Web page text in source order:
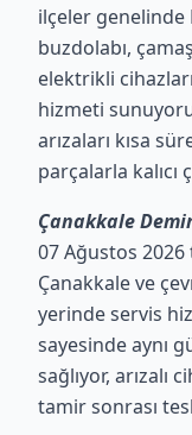
ilçeler genelinde
buzdolabı,
elektrikli
hizmeti
arızaları kısa
parçalarla kalıcı
Çanakkale
07 Ağustos
Çanakkale ve
yerinde servis
sayesinde aynı
sağlıyor, arızalı
tamir sonrası